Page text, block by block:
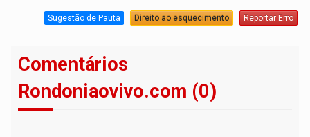
Sugestão de Pauta Direito ao esquecimento Reportar Erro
Comentários
Rondoniaovivo.com (0)